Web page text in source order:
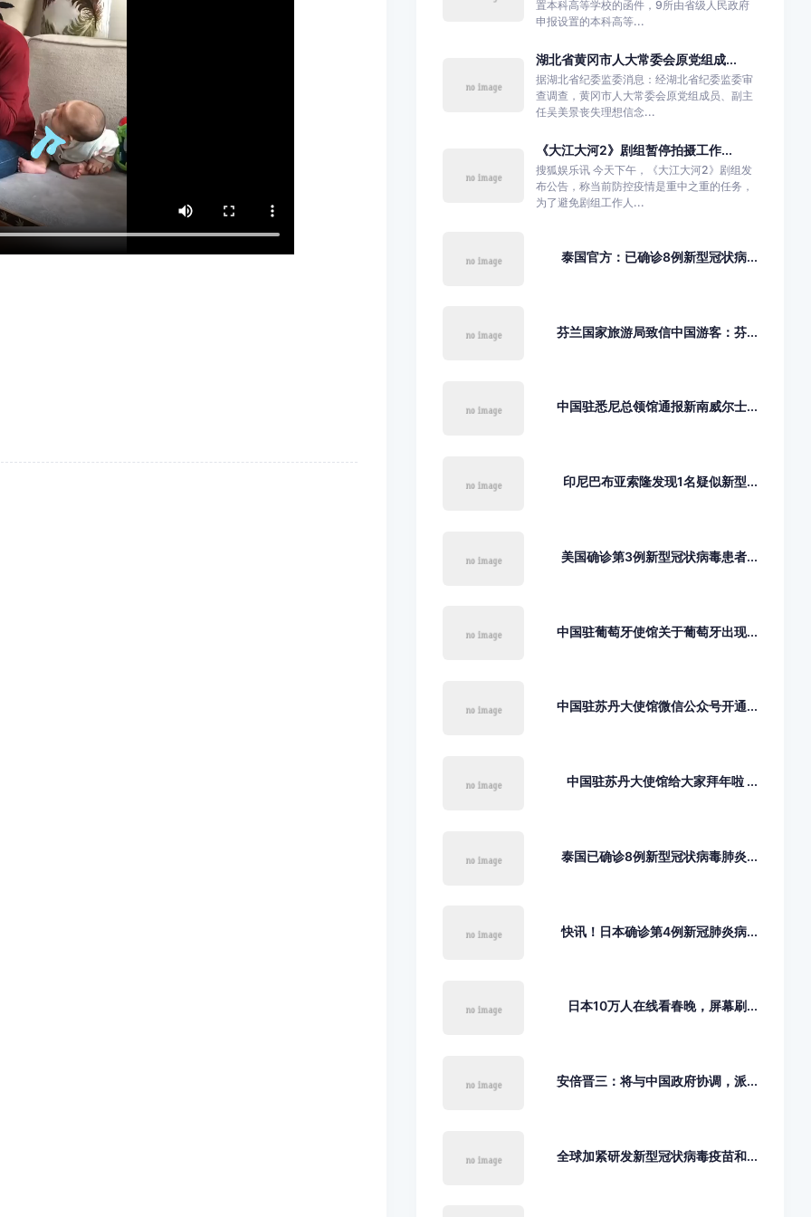
置本科高等学校的函件，9所由省级人民政府
申报设置的本科高等...
湖北省黄冈市人大常委会原党组成...
据湖北省纪委监委消息：经湖北省纪委监委审
查调查，黄冈市人大常委会原党组成员、副主
任吴美景丧失理想信念...
《大江大河2》剧组暂停拍摄工作...
搜狐娱乐讯 今天下午，《大江大河2》剧组发
布公告，称当前防控疫情是重中之重的任务，
为了避免剧组工作人...
泰国官方：已确诊8例新型冠状病...
芬兰国家旅游局致信中国游客：芬...
中国驻悉尼总领馆通报新南威尔士...
印尼巴布亚索隆发现1名疑似新型...
美国确诊第3例新型冠状病毒患者...
中国驻葡萄牙使馆关于葡萄牙出现...
中国驻苏丹大使馆微信公众号开通...
中国驻苏丹大使馆给大家拜年啦 ...
泰国已确诊8例新型冠状病毒肺炎...
快讯！日本确诊第4例新冠肺炎病...
日本10万人在线看春晚，屏幕刷...
安倍晋三：将与中国政府协调，派...
全球加紧研发新型冠状病毒疫苗和...